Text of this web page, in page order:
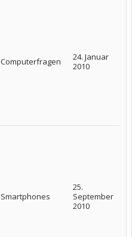
Computerfragen
24. Januar
2010
Smartphones
25.
September
2010